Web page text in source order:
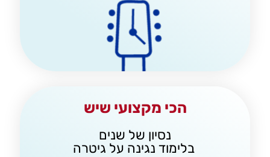
הכי מקצועי שיש
נסיון של שנים
בלימוד נגינה על גיטרה